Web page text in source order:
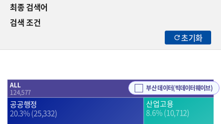
최종 검색어
검색 조건
초기화
부산 데이터(빅데이터웨이브)
공공행정
20.3% (25,332)
산업고용
8.6% (10,712)
ALL
124,577